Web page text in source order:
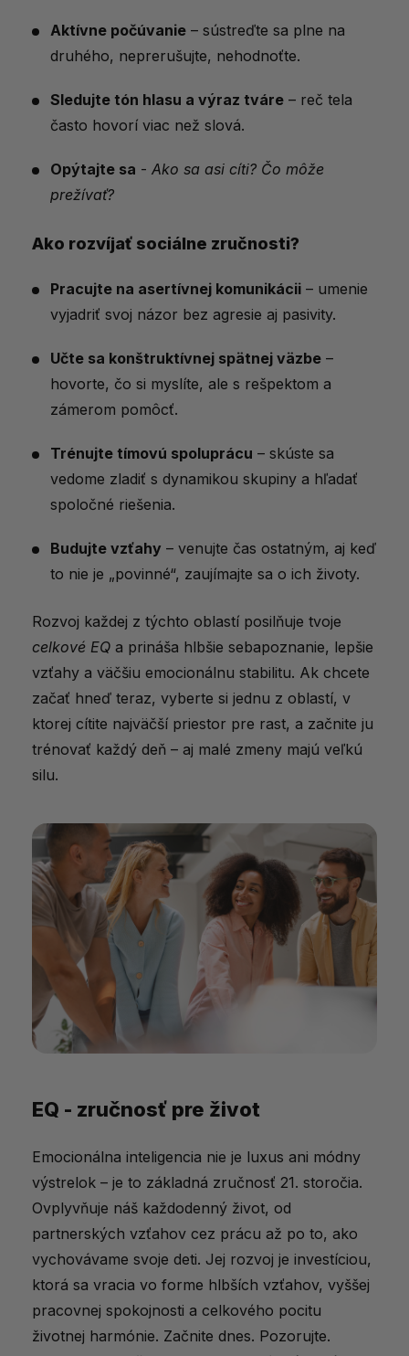
Aktívne počúvanie – sústreďte sa plne na
druhého, neprerušujte, nehodnoťte.
Sledujte tón hlasu a výraz tváre – reč tela
často hovorí viac než slová.
Opýtajte sa - Ako sa asi cíti? Čo môže
prežívať?
Ako rozvíjať sociálne zručnosti?
Pracujte na asertívnej komunikácii – umenie
vyjadriť svoj názor bez agresie aj pasivity.
Učte sa konštruktívnej spätnej väzbe –
hovorte, čo si myslíte, ale s rešpektom a
zámerom pomôcť.
Trénujte tímovú spoluprácu – skúste sa
vedome zladiť s dynamikou skupiny a hľadať
spoločné riešenia.
Budujte vzťahy – venujte čas ostatným, aj keď
to nie je „povinné“, zaujímajte sa o ich životy.
Rozvoj každej z týchto oblastí posilňuje tvoje
celkové EQ a prináša hlbšie sebapoznanie, lepšie
vzťahy a väčšiu emocionálnu stabilitu. Ak chcete
začať hneď teraz, vyberte si jednu z oblastí, v
ktorej cítite najväčší priestor pre rast, a začnite ju
trénovať každý deň – aj malé zmeny majú veľkú
silu.
EQ - zručnosť pre život
Emocionálna inteligencia nie je luxus ani módny
výstrelok – je to základná zručnosť 21. storočia.
Ovplyvňuje náš každodenný život, od
partnerských vzťahov cez prácu až po to, ako
vychovávame svoje deti. Jej rozvoj je investíciou,
ktorá sa vracia vo forme hlbších vzťahov, vyššej
pracovnej spokojnosti a celkového pocitu
životnej harmónie. Začnite dnes. Pozorujte.